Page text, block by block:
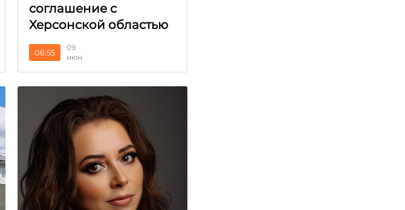
соглашение с
Херсонской областью
06:55
09
июн